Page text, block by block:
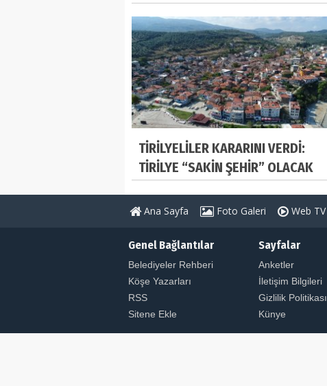
TİRİLYELİLER KARARINI VERDİ:
TİRİLYE “SAKİN ŞEHİR” OLACAK
Ana Sayfa Foto Galeri Web TV
Genel Bağlantılar
Belediyeler Rehberi
Köşe Yazarları
RSS
Sitene Ekle
Sayfalar
Anketler
İletişim Bilgileri
Gizlilik Politikası
Künye